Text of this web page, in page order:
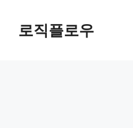
content로직플로우